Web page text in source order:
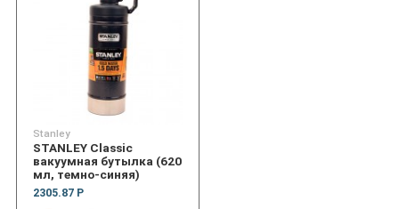
Stanley
STANLEY Classic
вакуумная бутылка (620
мл, темно-синяя)
2305.87 Р